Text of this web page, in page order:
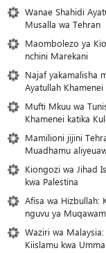
Wanae Shahidi
Musalla wa Tehran
Maombolezo ya
nchini Marekani
Najaf yakamalisha
Ayatullah Khamenei
Mufti Mkuu wa
Khamenei katika
Mamilioni jijini
Muadhamu
Kiongozi wa Jihad
kwa Palestina
Afisa wa Hizbullah:
nguvu ya
Waziri wa
Kiislamu kwa